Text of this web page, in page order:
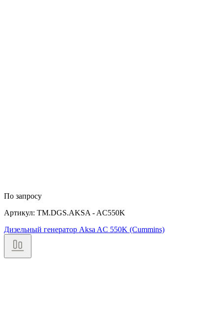
По запросу
Артикул: TM.DGS.AKSA - AC550K
Дизельный генератор Aksa AC 550K (Cummins)